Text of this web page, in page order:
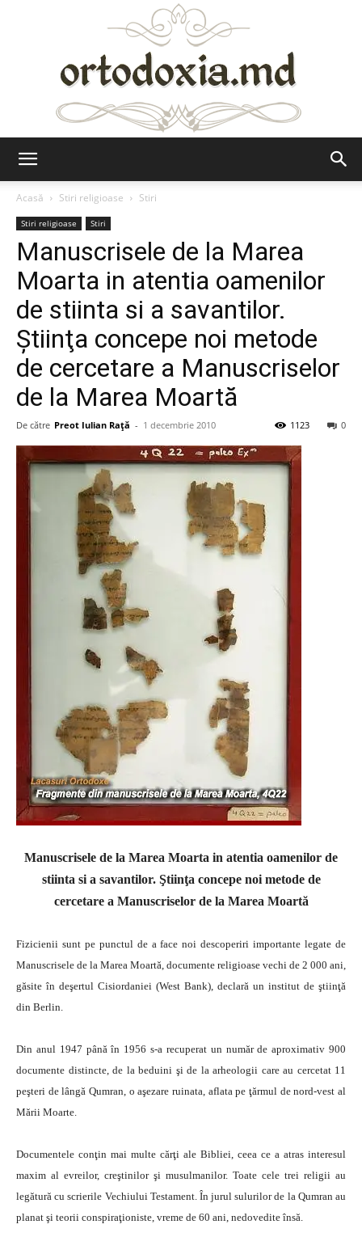
Acasă
Stiri religioase Stiri
Stiri religioase Stiri
Manuscrisele de la Marea
Moarta in atentia oamenilor
de stiinta si a savantilor.
Ştiinţa concepe noi metode
de cercetare a Manuscriselor
de la Marea Moartă
De către Preot Iulian Raţă - 1 decembrie 2010 0
1123
Manuscrisele de la Marea Moarta in atentia oamenilor de
stiinta si a savantilor. Ştiinţa concepe noi metode de
cercetare a Manuscriselor de la Marea Moartă
Fizicienii sunt pe punctul de a face noi descoperiri importante legate de
Manuscrisele de la Marea Moartă, documente religioase vechi de 2 000 ani,
găsite în deşertul Cisiordaniei (West Bank), declară un institut de ştiinţă
din Berlin.
Din anul 1947 până în 1956 s-a recuperat un număr de aproximativ 900
documente distincte, de la beduini şi de la arheologii care au cercetat 11
peşteri de lângă Qumran, o aşezare ruinata, aflata pe ţărmul de nord-vest al
Mării Moarte.
Documentele conţin mai multe cărţi ale Bibliei, ceea ce a atras interesul
maxim al evreilor, creştinilor şi musulmanilor. Toate cele trei religii au
legătură cu scrierile Vechiului Testament. În jurul sulurilor de la Qumran au
planat şi teorii conspiraţioniste, vreme de 60 ani, nedovedite însă.